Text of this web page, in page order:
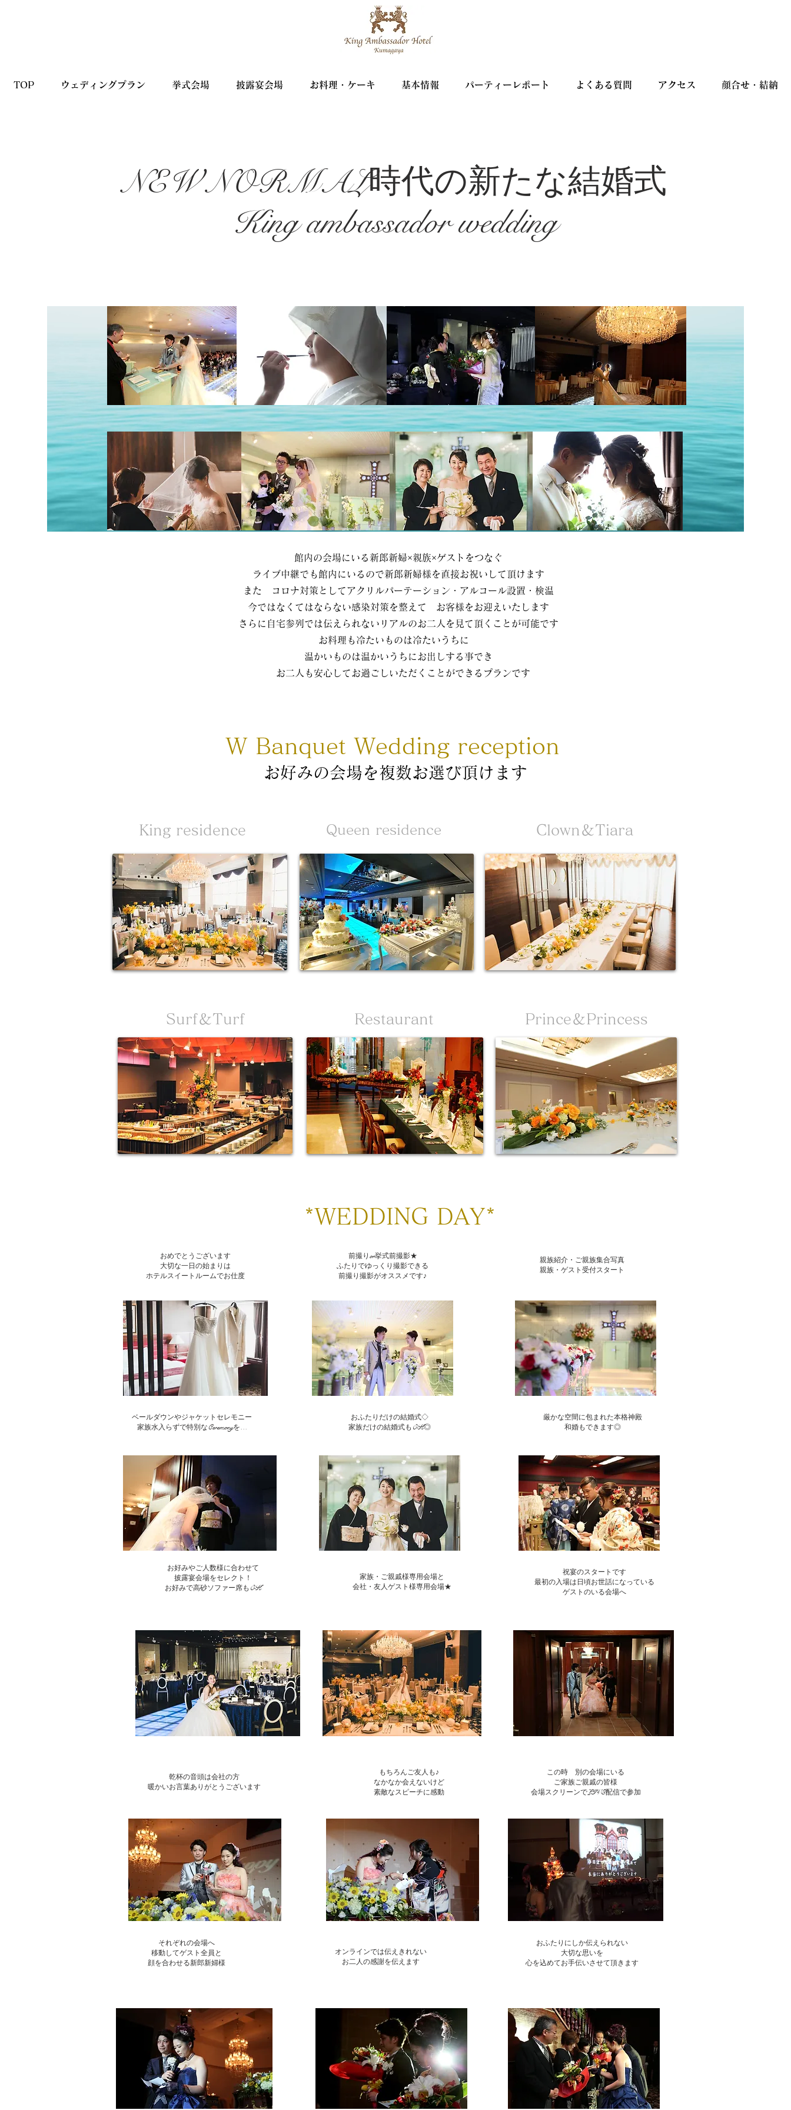
TOP ウェディングプラン 挙式会場 披露宴会場 お料理・ケーキ 基本情報 パーティーレポート よくある質問 アクセス 顔合せ・結納
NEW NORMAL時代の新たな結婚式
King ambassador wedding
館内の会場にいる新郎新婦×親族×ゲストをつなぐ
ライブ中継でも館内にいるので新郎新婦様を直接お祝いして頂けます
また コロナ対策としてアクリルパーテーション・アルコール設置・検温
今ではなくてはならない感染対策を整えて お客様をお迎えいたします
さらに自宅参列では伝えられないリアルのお二人を見て頂くことが可能です
お料理も冷たいものは冷たいうちに
温かいものは温かいうちに ​お出しする事でき
お二人も安心してお過ごしいただくことができるプランです
W Banquet ​Wedding reception
​お好みの会場を複数お選び頂けます
King residence Queen residence ​Clown＆Tiara
Surf＆Turf ​Restaurant Prince＆Princess
*WEDDING DAY*
おめでとうございます
​大切な一日の始まりは
ホテルスイートルームでお仕度
ベールダウンやジャケットセレモニー
​家族水入らずで特別なCeremonyを…
お好みやご人数様に合わせて
披露宴会場をセレクト！
​お好みで高砂ソファー席もOK
乾杯の音頭は会社の方
暖かいお言葉ありがとうございます
それぞれの会場へ
移動してゲスト全員と
顔を合わせる新郎新婦様
前撮りor挙式前撮影★
ふたりでゆっくり撮影できる
​前撮り撮影がオススメです♪
おふたりだけの結婚式◇
​家族だけの結婚式もOK◎
家族・ご親戚様専用会場と
会社・友人ゲスト様専用会場★
もちろんご友人も♪
なかなか会えないけど
素敵な​スピーチに感動
オンラインでは伝えきれない
​お二人の感謝を伝えます
親族紹介・ご親族集合写真
​親族・ゲスト受付スタート
厳かな空間に包まれた本格神殿
​和婚もできます◎
祝宴のスタートです
最初の入場は日頃お世話になっている
ゲストのいる会場へ
この時 別の会場にいる
ご家族ご親戚の皆様
​会場スクリーンでLIVE配信で参加
おふたりにしか伝えられない​
大切な思いを
​心を込めてお手伝いさせて頂きます